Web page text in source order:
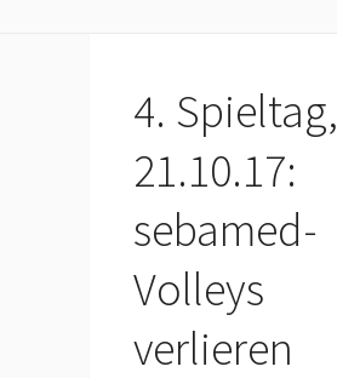
4. Spieltag,
21.10.17:
sebamed-
Volleys
verlieren